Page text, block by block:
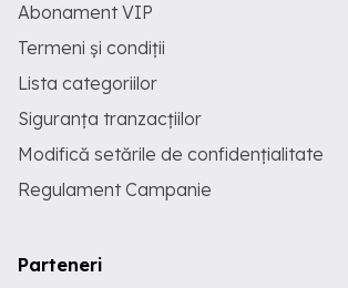
Abonament VIP
Termeni și condiții
Lista categoriilor
Siguranța tranzacțiilor
Modifică setările de confidențialitate
Regulament Campanie
Parteneri